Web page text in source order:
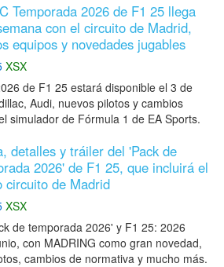
Temporada 2026 de F1 25 llega
con el circuito de Madrid,
equipos y novedades jugables
XSX
de F1 25 estará disponible el 3 de
Audi, nuevos pilotos y cambios
simulador de Fórmula 1 de EA Sports.
detalles y tráiler del 'Pack de
2026' de F1 25, que incluirá el
circuito de Madrid
XSX
de temporada 2026' y F1 25: 2026
con MADRING como gran novedad,
cambios de normativa y mucho más.